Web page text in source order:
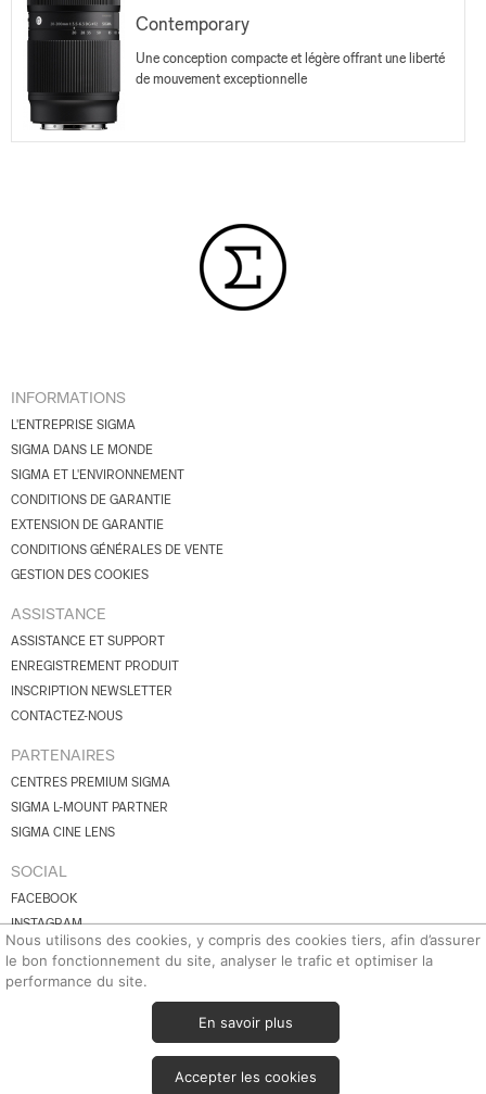
Nous utilisons des cookies, y compris des cookies tiers, afin d’assurer
le bon fonctionnement du site, analyser le trafic et optimiser la
performance du site.
En savoir plus
Accepter les cookies
Contemporary
Une conception compacte et légère offrant une liberté
de mouvement exceptionnelle
INFORMATIONS
L'ENTREPRISE SIGMA
SIGMA DANS LE MONDE
SIGMA ET L'ENVIRONNEMENT
CONDITIONS DE GARANTIE
EXTENSION DE GARANTIE
CONDITIONS GÉNÉRALES DE VENTE
GESTION DES COOKIES
ASSISTANCE
ASSISTANCE ET SUPPORT
ENREGISTREMENT PRODUIT
INSCRIPTION NEWSLETTER
CONTACTEZ-NOUS
PARTENAIRES
CENTRES PREMIUM SIGMA
SIGMA L-MOUNT PARTNER
SIGMA CINE LENS
SOCIAL
FACEBOOK
INSTAGRAM
YOUTUBE
BLUESKY
© 2026 SIGMA Corporation.
Tous droits réservés.